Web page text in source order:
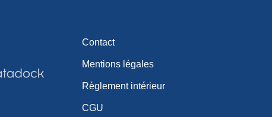
Contact
Mentions légales
Règlement intérieur
CGU